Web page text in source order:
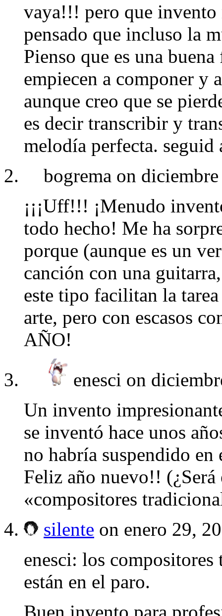
vaya!!! pero que invento
pensado que incluso la
Pienso que es una
empiecen a componer y
aunque creo que se
es decir transcribir y
melodía perfecta. seguid
bogrema on
¡¡¡Uff!!! ¡Menudo
todo hecho! Me ha
porque (aunque es un
canción con una
este tipo facilitan la
arte, pero con escasos
AÑO!
enesci on
Un invento
se inventó hace unos
no habría suspendido
Feliz año nuevo!! (¿Será
«compositores
silente on enero 29,
enesci: los
están en el paro.